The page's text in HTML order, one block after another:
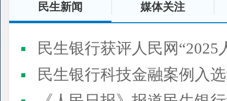
民生新闻 媒体关注
民生银行获评人民网“2025
民生银行科技金融案例入选“2025人民